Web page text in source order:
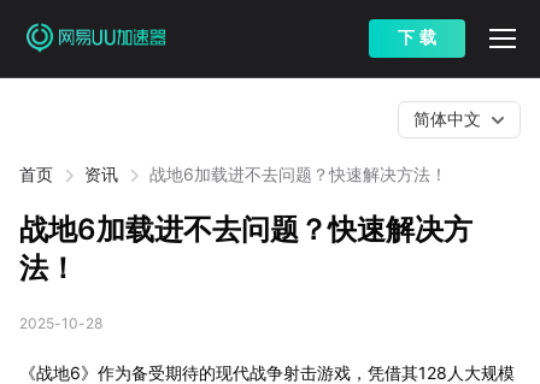
下 载
首页 资讯 战地6加载进不去问题？快速解决方法！
简体中文
战地6加载进不去问题？快速解决方
法！
2025-10-28
《战地6》作为备受期待的现代战争射击游戏，凭借其128人大规模